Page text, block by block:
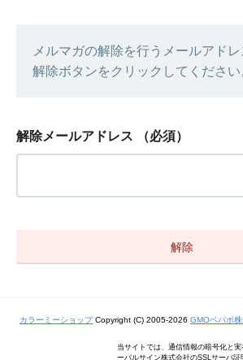
メルマガの解除を行うメールアドレ
解除ボタンをクリックしてください
解除メールアドレス （必須）
カラーミーショップ Copyright (C) 2005-2026 GMOペパボ
当サイトでは、通信情報の暗号化と
ーバルサイン株式会社のSSLサーバ